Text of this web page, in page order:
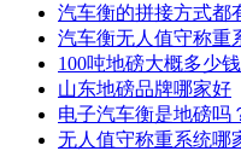
汽车衡的拼接方式都
汽车衡无人值守称重
100吨地磅大概多少
山东地磅品牌哪家好
电子汽车衡是地磅吗
无人值守称重系统哪